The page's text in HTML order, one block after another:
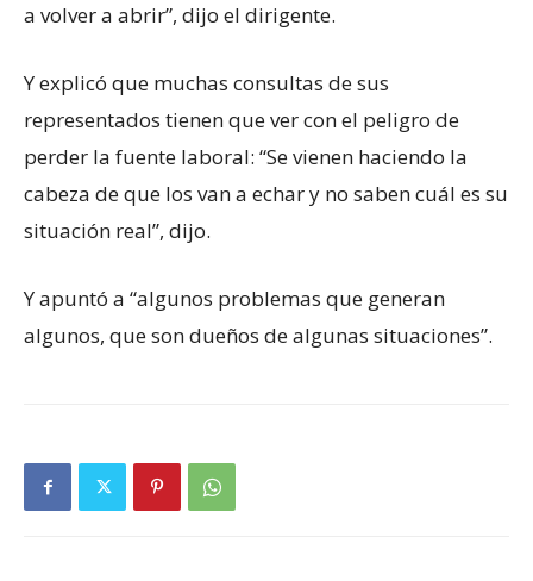
a volver a abrir”, dijo el dirigente.
Y explicó que muchas consultas de sus
representados tienen que ver con el peligro de
perder la fuente laboral: “Se vienen haciendo la
cabeza de que los van a echar y no saben cuál es su
situación real”, dijo.
Y apuntó a “algunos problemas que generan
algunos, que son dueños de algunas situaciones”.